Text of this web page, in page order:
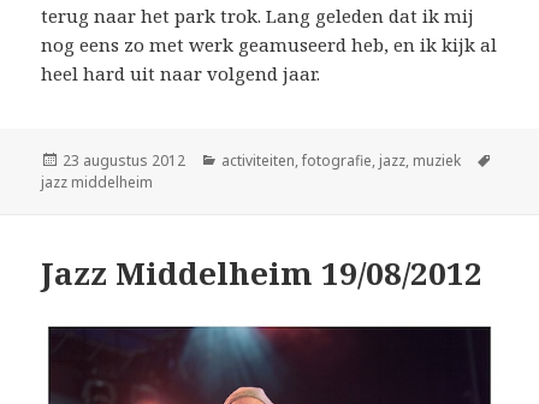
terug naar het park trok. Lang geleden dat ik mij
nog eens zo met werk geamuseerd heb, en ik kijk al
heel hard uit naar volgend jaar.
Geplaatst
op
23 augustus 2012 Categorieën
activiteiten,fotografie, jazz, muziek
jazz middelheim
Jazz Middelheim 19/08/2012